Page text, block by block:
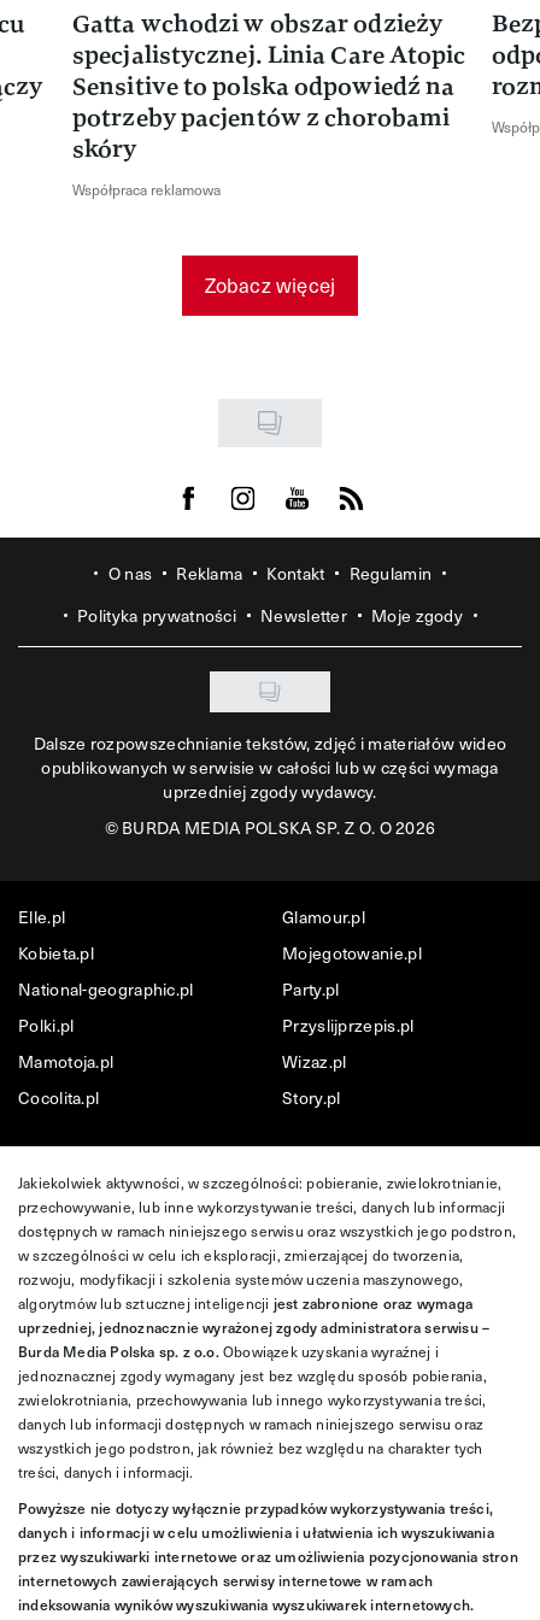
Gatta wchodzi w obszar odzieży
specjalistycznej. Linia Care Atopic
Sensitive to polska odpowiedź na
potrzeby pacjentów z chorobami
skóry
Współpraca reklamowa
Zobacz więcej
Visit us on Facebook
Visit us on Instagram
Visit us on Youtube
Visit us on Rss
O nas Reklama Kontakt
Regulamin
Polityka prywatności
Newsletter Moje zgody
Dalsze rozpowszechnianie tekstów, zdjęć i materiałów wideo
opublikowanych w serwisie w całości lub w części wymaga
uprzedniej zgody wydawcy.
©BURDA MEDIA POLSKA SP. Z O. O 2026
Elle.pl
Glamour.pl
Kobieta.pl
Mojegotowanie.pl
National-geographic.pl
Party.pl
Polki.pl
Przyslijprzepis.pl
Mamotoja.pl
Wizaz.pl
Cocolita.pl
Story.pl
Jakiekolwiek aktywności, w szczególności: pobieranie, zwielokrotnianie,
przechowywanie, lub inne wykorzystywanie treści, danych lub informacji
dostępnych w ramach niniejszego serwisu oraz wszystkich jego podstron,
w szczególności w celu ich eksploracji, zmierzającej do tworzenia,
rozwoju, modyfikacji i szkolenia systemów uczenia maszynowego,
algorytmów lub sztucznej inteligencji jest zabronione oraz wymaga
uprzedniej, jednoznacznie wyrażonej zgody administratora serwisu –
Burda Media Polska sp. z o.o.Obowiązek uzyskania wyraźnej i
jednoznacznej zgody wymagany jest bez względu sposób pobierania,
zwielokrotniania, przechowywania lub innego wykorzystywania treści,
danych lub informacji dostępnych w ramach niniejszego serwisu oraz
wszystkich jego podstron, jak również bez względu na charakter tych
treści, danych i informacji.
Powyższe nie dotyczy wyłącznie przypadków wykorzystywania treści,
danych i informacji w celu umożliwienia i ułatwienia ich wyszukiwania
przez wyszukiwarki internetowe oraz umożliwienia pozycjonowania stron
internetowych zawierających serwisy internetowe w ramach
indeksowania wyników wyszukiwania wyszukiwarek internetowych.